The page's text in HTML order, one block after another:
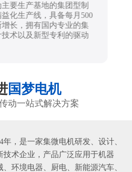
要生产基地的集团型制
化生产线，具备每月500
长，拥有国内专业的集
术以及新型专利的驱动
国梦电机
动一站式解决方案
，是一家集微电机研发、设计、
术企业，产品广泛应用于机器
环境电器、厨电、新能源汽车、